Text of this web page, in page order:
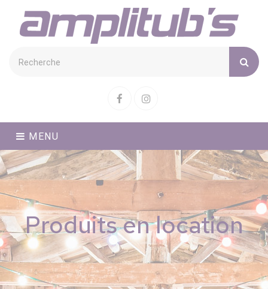
FacebookInstagram
MENU
Produits en location
Cookies management panel